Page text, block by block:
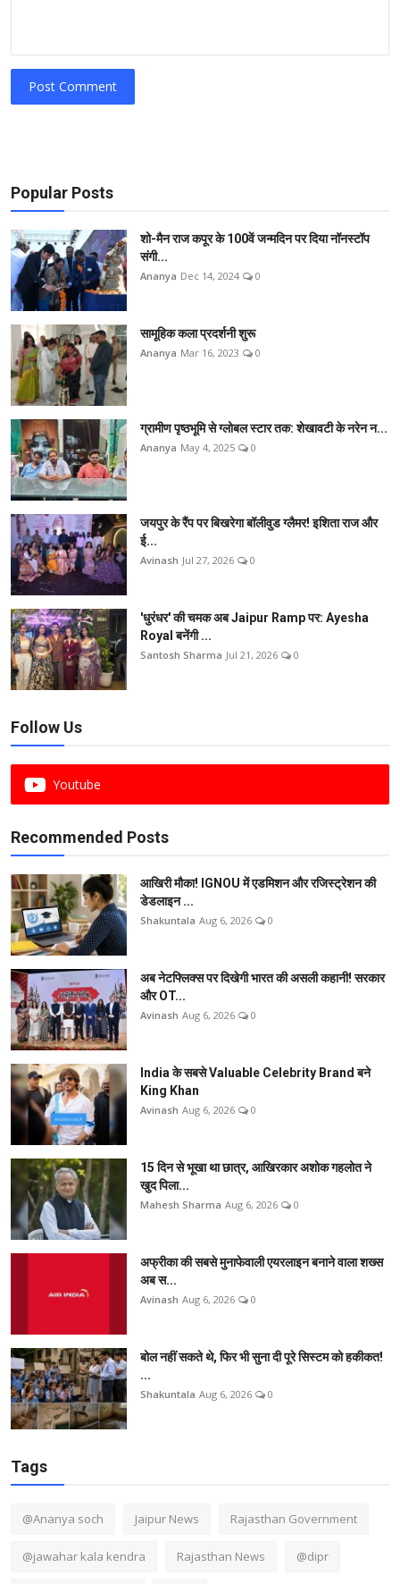
Post Comment
Popular Posts
शो-मैन राज कपूर के 100वें जन्मदिन पर दिया नॉनस्टॉप
संगी...
Ananya Dec 14, 2024 0
सामूहिक कला प्रदर्शनी शुरू
Ananya Mar 16, 2023 0
ग्रामीण पृष्ठभूमि से ग्लोबल स्टार तक: शेखावटी के नरेन न...
Ananya May 4, 2025 0
जयपुर के रैंप पर बिखरेगा बॉलीवुड ग्लैमर! इशिता राज और
ई...
Avinash Jul 27, 2026 0
'धुरंधर' की चमक अब Jaipur Ramp पर: Ayesha
Royal बनेंगी ...
Santosh Sharma Jul 21, 2026 0
Follow Us
Youtube
Recommended Posts
आखिरी मौका! IGNOU में एडमिशन और रजिस्ट्रेशन की
डेडलाइन ...
Shakuntala Aug 6, 2026 0
अब नेटफ्लिक्स पर दिखेगी भारत की असली कहानी! सरकार
और OT...
Avinash Aug 6, 2026 0
India के सबसे Valuable Celebrity Brand बने
King Khan
Avinash Aug 6, 2026 0
15 दिन से भूखा था छात्र, आखिरकार अशोक गहलोत ने
खुद पिला...
Mahesh Sharma Aug 6, 2026 0
अफ्रीका की सबसे मुनाफेवाली एयरलाइन बनाने वाला शख्स
अब स...
Avinash Aug 6, 2026 0
बोल नहीं सकते थे, फिर भी सुना दी पूरे सिस्टम को हकीकत!
...
Shakuntala Aug 6, 2026 0
Tags
@Ananya soch Jaipur News Rajasthan Government
@jawahar kala kendra Rajasthan News @dipr